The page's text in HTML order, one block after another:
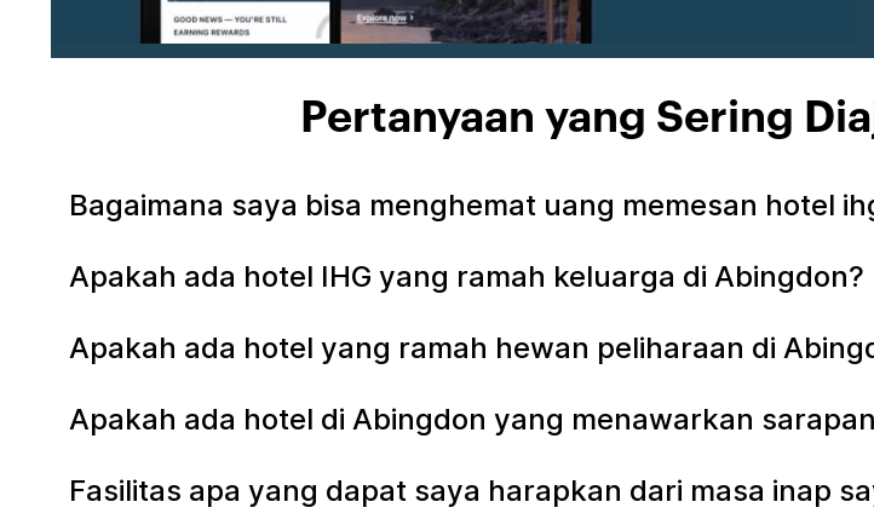
Pertanyaan yang Sering
Bagaimana saya bisa menghemat uang memesan hotel
Apakah ada hotel IHG yang ramah keluarga di Abingdon?
Apakah ada hotel yang ramah hewan peliharaan di
Apakah ada hotel di Abingdon yang menawarkan
Fasilitas apa yang dapat saya harapkan dari masa inap